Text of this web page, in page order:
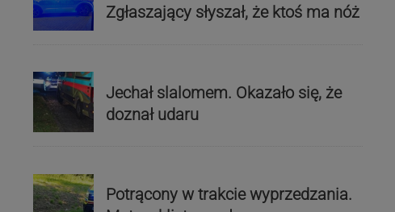
Zgłaszający słyszał, że ktoś ma nóż
Jechał slalomem. Okazało się, że
doznał udaru
Potrącony w trakcie wyprzedzania.